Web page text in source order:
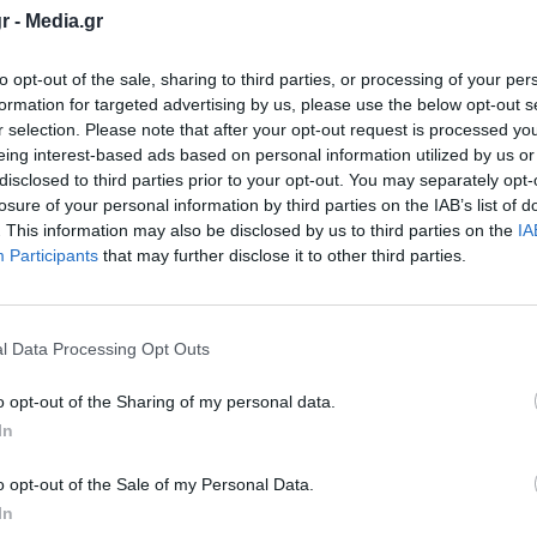
- Media.gr
opt-out of the sale, sharing to third parties, or processing of your
for targeted advertising by us, please use the below opt-out
selection. Please note that after your opt-out request is processed
interest-based ads based on personal information utilized by us
to third parties prior to your opt-out. You may separately
of your personal information by third parties on the IAB’s list of
This information may also be disclosed by us to third parties on the
Participants that may further disclose it to other third parties.
Data Processing Opt Outs
opt-out of the Sharing of my personal data.
opt-out of the Sale of my Personal Data.
του ενόψει του αγώνα με τηΖαλγκίρις
με τον Γιώργο Μπαρτζώκα να έχει κατά